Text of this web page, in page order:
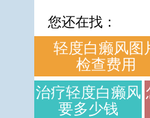
您还在找：
轻度白癞风图
检查费用
治疗轻度白癞风
要多少钱